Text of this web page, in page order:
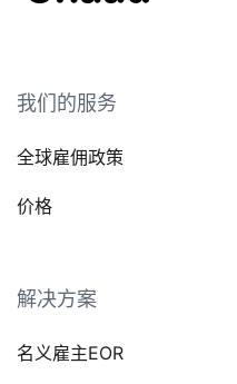
我们的服务
全球雇佣政策
价格
解决方案
名义雇主EOR